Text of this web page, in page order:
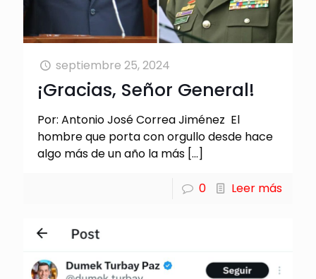
septiembre 25, 2024
¡Gracias, Señor General!
Por: Antonio José Correa Jiménez El
hombre que porta con orgullo desde hace
algo más de un año la más […]
0 Leer más